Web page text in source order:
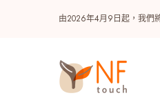
由2026年4月9日起，我們